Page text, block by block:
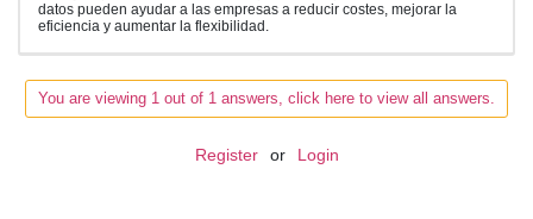
datos pueden ayudar a las empresas a reducir costes, mejorar la
eficiencia y aumentar la flexibilidad.
You are viewing 1 out of 1 answers, click here to view all answers.
Register or Login